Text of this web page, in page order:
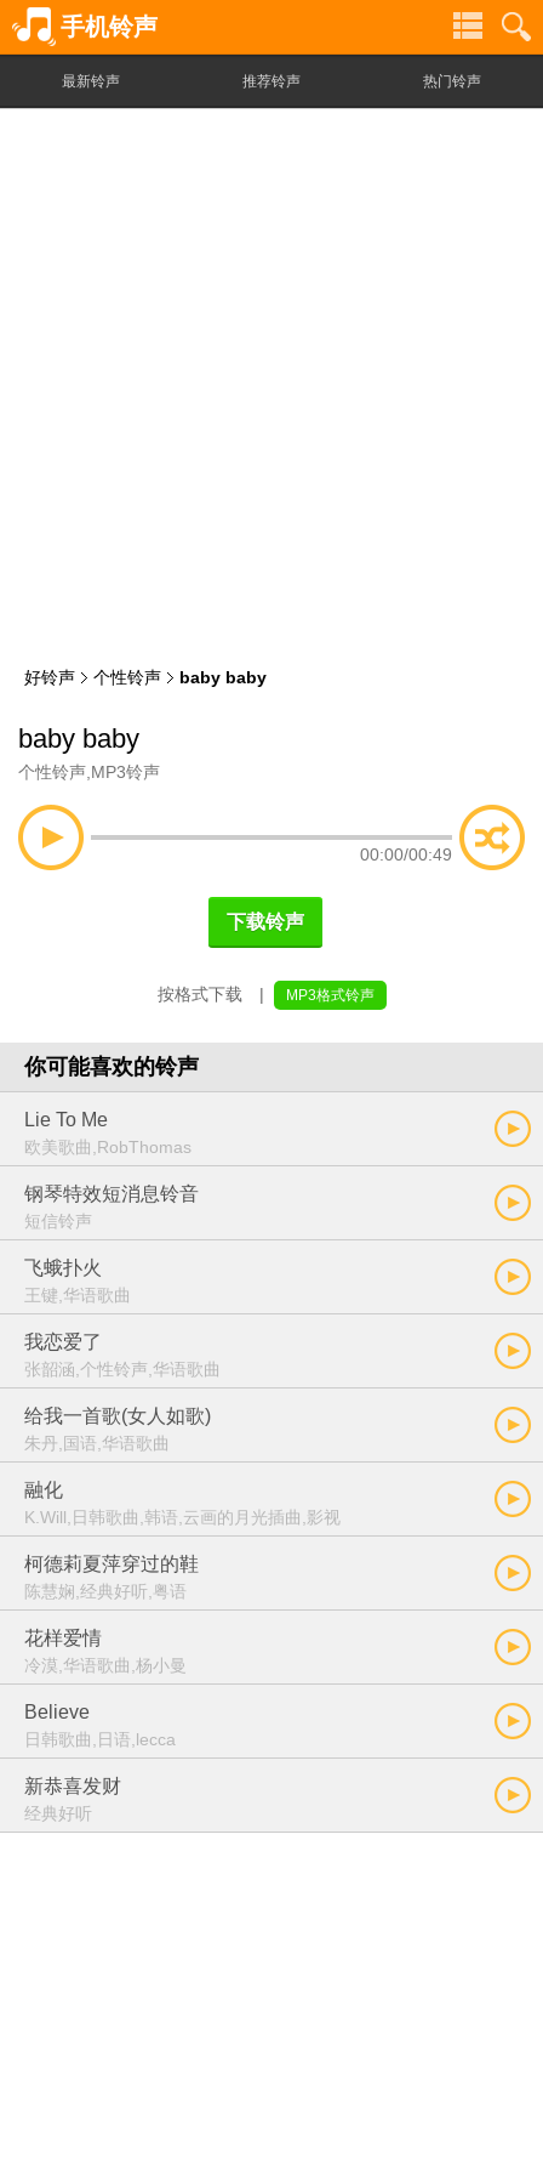
手机铃声
最新铃声 推荐铃声 热门铃声
好铃声 个性铃声 baby baby
baby baby
个性铃声 MP3铃声
00:00/00:49
下载铃声
按格式下载 | MP3格式铃声
你可能喜欢的铃声
Lie To Me
欧美歌曲,RobThomas
钢琴特效短消息铃音
短信铃声
飞蛾扑火
王键,华语歌曲
我恋爱了
张韶涵,个性铃声,华语歌曲
给我一首歌(女人如歌)
朱丹,国语,华语歌曲
融化
K.Will,日韩歌曲,韩语,云画的月光插曲,影视
柯德莉夏萍穿过的鞋
陈慧娴,经典好听,粤语
花样爱情
冷漠,华语歌曲,杨小曼
Believe
日韩歌曲,日语,lecca
新恭喜发财
经典好听